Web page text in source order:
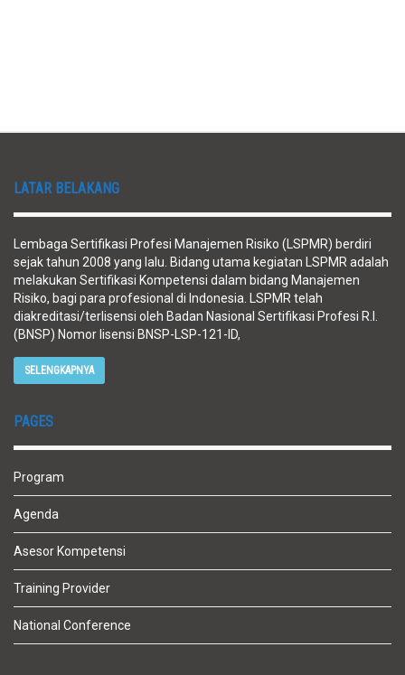
LATAR BELAKANG
Lembaga Sertifikasi Profesi Manajemen Risiko (LSPMR) berdiri
sejak tahun 2008 yang lalu. Bidang utama kegiatan LSPMR adalah
melakukan Sertifikasi Kompetensi dalam bidang Manajemen
Risiko, bagi para profesional di Indonesia. LSPMR telah
diakreditasi/terlisensi oleh Badan Nasional Sertifikasi Profesi R.I.
(BNSP) Nomor lisensi BNSP-LSP-121-ID,
SELENGKAPNYA
PAGES
Program
Agenda
Asesor Kompetensi
Training Provider
National Conference